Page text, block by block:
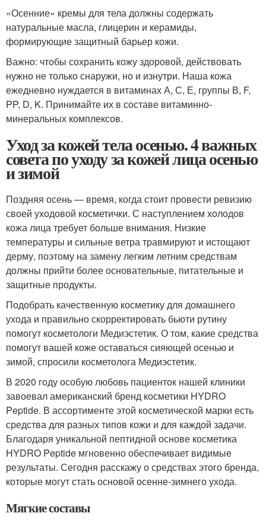
«Осенние» кремы для тела должны содержать
натуральные масла, глицерин и керамиды,
формирующие защитный барьер кожи.
Важно: чтобы сохранить кожу здоровой, действовать
нужно не только снаружи, но и изнутри. Наша кожа
ежедневно нуждается в витаминах А, С, Е, группы В, F,
PP, D, K. Принимайте их в составе витаминно-
минеральных комплексов.
Уход за кожей тела осенью. 4 важных
совета по уходу за кожей лица осенью
и зимой
Поздняя осень — время, когда стоит провести ревизию
своей уходовой косметички. С наступлением холодов
кожа лица требует больше внимания. Низкие
температуры и сильные ветра травмируют и истощают
дерму, поэтому на замену легким летним средствам
должны прийти более основательные, питательные и
защитные продукты.
Подобрать качественную косметику для домашнего
ухода и правильно скорректировать бьюти рутину
помогут косметологи Медиэстетик. О том, какие средства
помогут вашей коже оставаться сияющей осенью и
зимой, спросили косметолога Медиэстетик.
В 2020 году особую любовь пациенток нашей клиники
завоевал американский бренд косметики HYDRO
Peptide. В ассортименте этой косметической марки есть
средства для разных типов кожи и для каждой задачи.
Благодаря уникальной пептидной основе косметика
HYDRO Peptide мгновенно обеспечивает видимые
результаты. Сегодня расскажу о средствах этого бренда,
которые могут стать основой осенне-зимнего ухода.
Мягкие составы